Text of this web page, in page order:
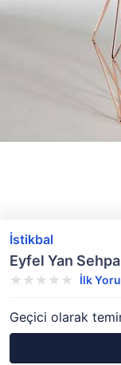
İstikbal
Eyfel Yan Sehpa
İlk
Geçici olarak